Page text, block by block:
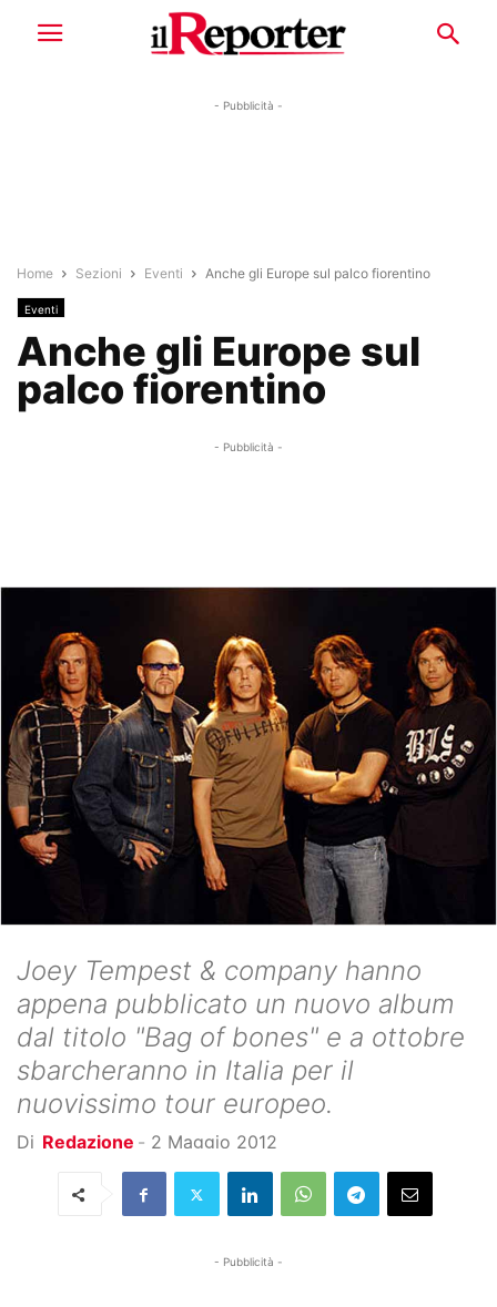
- Pubblicità -
Home Sezioni Eventi Anche gli Europe sul palco fiorentino
Eventi
Anche gli Europe sul
palco fiorentino
- Pubblicità -
Joey Tempest & company hanno
appena pubblicato un nuovo album
dal titolo "Bag of bones" e a ottobre
sbarcheranno in Italia per il
nuovissimo tour europeo.
Di Redazione - 2 Maggio 2012
- Pubblicità -